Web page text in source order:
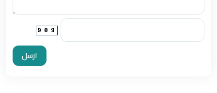
ارسل